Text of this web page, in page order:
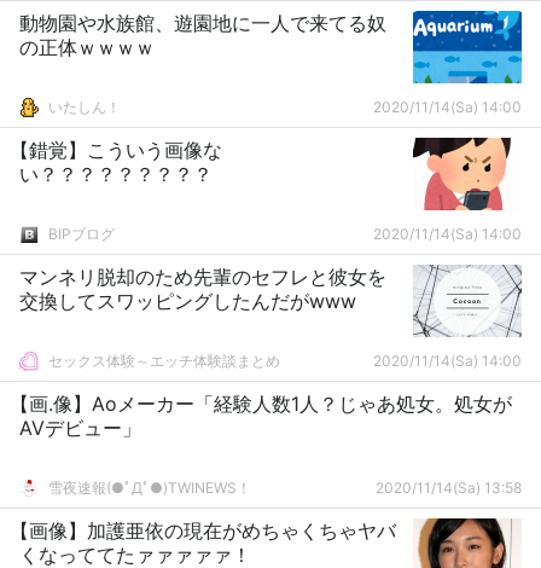
動物園や水族館、遊園地に一人で来てる奴
の正体ｗｗｗｗ
いたしん！ 2020/11/14(Sa) 14:00
【錯覚】こういう画像な
い？？？？？？？？？
BIPブログ 2020/11/14(Sa) 14:00
マンネリ脱却のため先輩のセフレと彼女を
交換してスワッピングしたんだがwww
セックス体験～エッチ体験談まとめ 2020/11/14(Sa) 14:00
【画.像】Aoメーカー「経験人数1人？じゃあ処女。処女が
AVデビュー」
雪夜速報(●ﾟДﾟ●)TWINEWS！ 2020/11/14(Sa) 13:58
【画像】加護亜依の現在がめちゃくちゃヤバ
くなっててたァァァァァ！